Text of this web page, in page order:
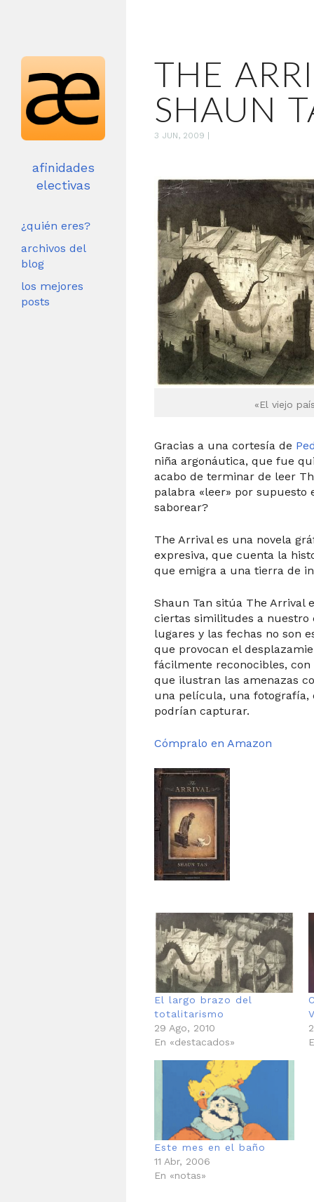
afinidades
electivas
¿quién eres?
archivos del
blog
los mejores
posts
THE
SHAUN
3 JUN, 2009
«El viejo
Gracias a una cortesía de
niña argonáutica, que fue
acabo de terminar de leer
palabra «leer» por supuesto
saborear?
The Arrival es una novela
expresiva, que cuenta la
que emigra a una tierra de
Shaun Tan sitúa The Arrival
ciertas similitudes a nuestro
lugares y las fechas no son
que provocan el
fácilmente reconocibles,
que ilustran las amenazas
una película, una fotografía,
podrían capturar.
Cómpralo en Amazon
El largo brazo del
totalitarismo
29 Ago, 2010
En «destacados»
Este mes en el baño
11 Abr, 2006
En «notas»